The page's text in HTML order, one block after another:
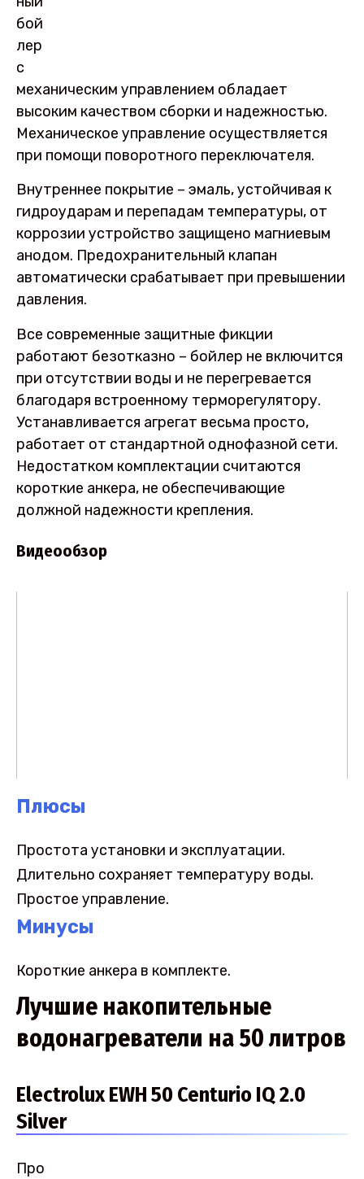
бой
лер
с
механическим управлением обладает
высоким качеством сборки и надежностью.
Механическое управление осуществляется
при помощи поворотного переключателя.
Внутреннее покрытие – эмаль, устойчивая к
гидроударам и перепадам температуры, от
коррозии устройство защищено магниевым
анодом. Предохранительный клапан
автоматически срабатывает при превышении
давления.
Все современные защитные фикции
работают безотказно – бойлер не включится
при отсутствии воды и не перегревается
благодаря встроенному терморегулятору.
Устанавливается агрегат весьма просто,
работает от стандартной однофазной сети.
Недостатком комплектации считаются
короткие анкера, не обеспечивающие
должной надежности крепления.
Видеообзор
Плюсы
Простота установки и эксплуатации.
Длительно сохраняет температуру воды.
Простое управление.
Минусы
Короткие анкера в комплекте.
Лучшие накопительные
водонагреватели на 50 литров
Electrolux EWH 50 Centurio IQ 2.0
Silver
Про